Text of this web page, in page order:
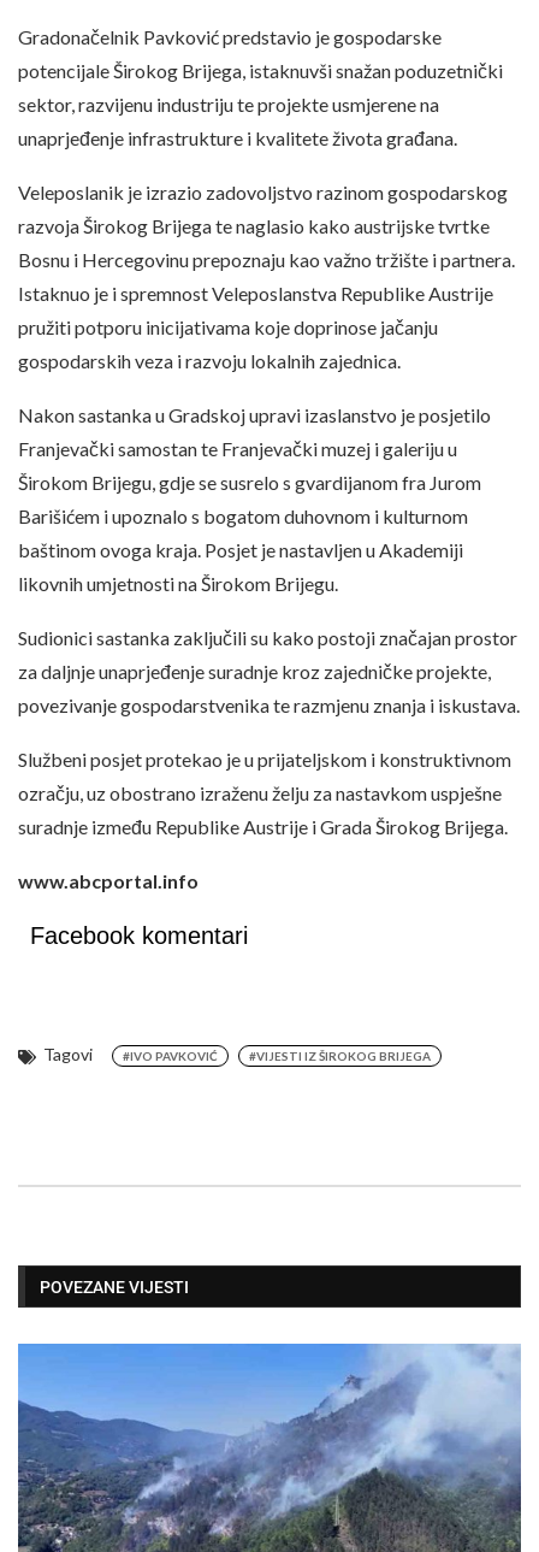
Gradonačelnik Pavković predstavio je gospodarske
potencijale Širokog Brijega, istaknuvši snažan poduzetnički
sektor, razvijenu industriju te projekte usmjerene na
unaprjeđenje infrastrukture i kvalitete života građana.
Veleposlanik je izrazio zadovoljstvo razinom gospodarskog
razvoja Širokog Brijega te naglasio kako austrijske tvrtke
Bosnu i Hercegovinu prepoznaju kao važno tržište i partnera.
Istaknuo je i spremnost Veleposlanstva Republike Austrije
pružiti potporu inicijativama koje doprinose jačanju
gospodarskih veza i razvoju lokalnih zajednica.
Nakon sastanka u Gradskoj upravi izaslanstvo je posjetilo
Franjevački samostan te Franjevački muzej i galeriju u
Širokom Brijegu, gdje se susrelo s gvardijanom fra Jurom
Barišićem i upoznalo s bogatom duhovnom i kulturnom
baštinom ovoga kraja. Posjet je nastavljen u Akademiji
likovnih umjetnosti na Širokom Brijegu.
Sudionici sastanka zaključili su kako postoji značajan prostor
za daljnje unaprjeđenje suradnje kroz zajedničke projekte,
povezivanje gospodarstvenika te razmjenu znanja i iskustava.
Službeni posjet protekao je u prijateljskom i konstruktivnom
ozračju, uz obostrano izraženu želju za nastavkom uspješne
suradnje između Republike Austrije i Grada Širokog Brijega.
www.abcportal.info
Facebook komentari
Tagovi #IVO PAVKOVIĆ #VIJESTI IZ ŠIROKOG BRIJEGA
POVEZANE VIJESTI